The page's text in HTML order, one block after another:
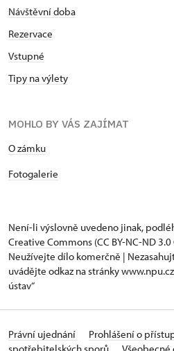
Návštěvní doba
Rezervace
Vstupné
Tipy na výlety
MOHLO BY VÁS ZAJÍMAT
O zámku
Fotogalerie
Není-li výslovně uvedeno jinak,
Creative Commons (CC BY-NC-ND
Neužívejte dílo komerčně |
uvádějte odkaz na stránky
ústav“
Právní ujednání Prohlášení o